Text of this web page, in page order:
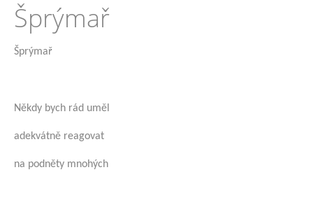
Šprýmař
Šprýmař
Někdy bych rád uměl
adekvátně reagovat
na podněty mnohých